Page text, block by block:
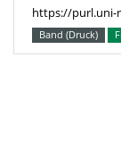
https://purl.uni-
Band (Druck)